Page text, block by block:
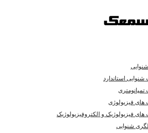
استاندارد
فیزیولوژی
فیزیولوژیک و الکتروفیزیولوژیک
شنوایی